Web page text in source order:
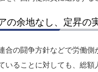
の余地なし、定昇の
合の闘争方針などで労働側
いることに対しても、総額